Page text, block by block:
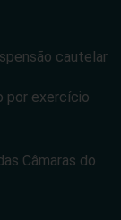
cautelar
por exercício
Câmaras do